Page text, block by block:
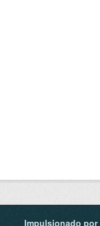
Impulsionado por